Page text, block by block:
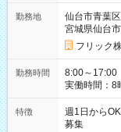
勤務地
仙台市青葉区
宮城県仙台
フリック
勤務時間
8:00～17:00
実働時間：8時
募集は行っ
特徴
週1日から
募集